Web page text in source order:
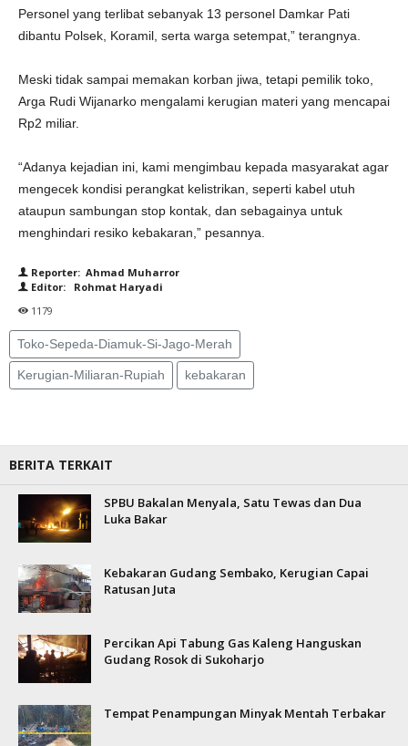
Personel yang terlibat sebanyak 13 personel Damkar Pati
dibantu Polsek, Koramil, serta warga setempat,” terangnya.
Meski tidak sampai memakan korban jiwa, tetapi pemilik toko,
Arga Rudi Wijanarko mengalami kerugian materi yang mencapai
Rp2 miliar.
“Adanya kejadian ini, kami mengimbau kepada masyarakat agar
mengecek kondisi perangkat kelistrikan, seperti kabel utuh
ataupun sambungan stop kontak, dan sebagainya untuk
menghindari resiko kebakaran,” pesannya.
Reporter: Ahmad Muharror
Editor: Rohmat Haryadi
1179
Toko-Sepeda-Diamuk-Si-Jago-Merah
Kerugian-Miliaran-Rupiah kebakaran
BERITA TERKAIT
SPBU Bakalan Menyala, Satu Tewas dan Dua
Luka Bakar
Kebakaran Gudang Sembako, Kerugian Capai
Ratusan Juta
Percikan Api Tabung Gas Kaleng Hanguskan
Gudang Rosok di Sukoharjo
Tempat Penampungan Minyak Mentah Terbakar